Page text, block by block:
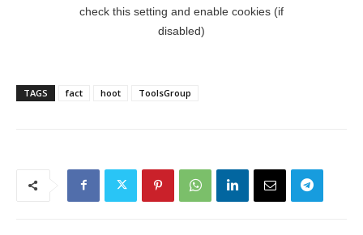
TAGS fact hoot ToolsGroup